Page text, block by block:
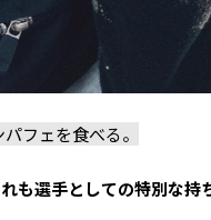
フェを食べる。
も選手としての特別な持